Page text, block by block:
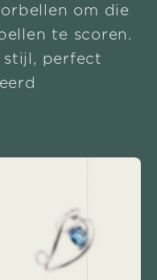
om die
te scoren.
stijl, perfect